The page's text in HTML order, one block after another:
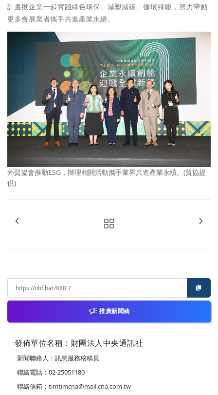
計畫揪企業一起實踐綠色環保、減塑減碳、循環綠能，努力帶動
更多會展業者攜手共進產業永續。
外貿協會推動ESG，辦理相關活動攜手業界共進產業永續。(貿協提
供)
推廣新聞稿
發佈單位名稱：財團法人中央通訊社
新聞聯絡人：訊息服務核稿員
聯絡電話：02-25051180
聯絡信箱： timtimcna@mail.cna.com.tw